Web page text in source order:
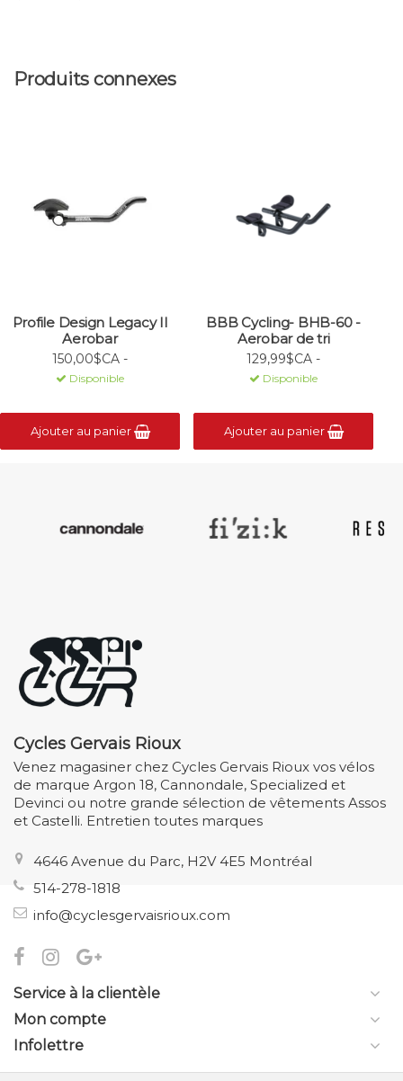
Produits connexes
Profile Design Legacy II
Aerobar
150,00$CA -
Disponible
Ajouter au panier
BBB Cycling- BHB-60 -
Aerobar de tri
129,99$CA -
Disponible
Ajouter au panier
Cycles Gervais Rioux
Venez magasiner chez Cycles Gervais Rioux vos vélos
de marque Argon 18, Cannondale, Specialized et
Devinci ou notre grande sélection de vêtements Assos
et Castelli. Entretien toutes marques
4646 Avenue du Parc, H2V 4E5 Montréal
514-278-1818
info@cyclesgervaisrioux.com
Service à la clientèle
Mon compte
Infolettre